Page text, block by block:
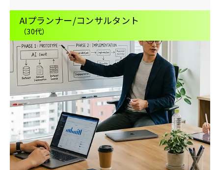
AIプランナー/コンサルタント
（30代）